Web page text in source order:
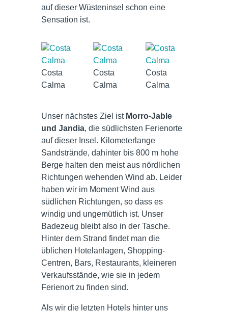
auf dieser Wüsteninsel schon eine
Sensation ist.
Costa
Calma
Costa
Calma
Costa
Calma
Unser nächstes Ziel istMorro-Jable
und Jandia, die südlichsten Ferienorte
auf dieser Insel. Kilometerlange
Sandstrände, dahinter bis 800 m hohe
Berge halten den meist aus nördlichen
Richtungen wehenden Wind ab. Leider
haben wir im Moment Wind aus
südlichen Richtungen, so dass es
windig und ungemütlich ist. Unser
Badezeug bleibt also in der Tasche.
Hinter dem Strand findet man die
üblichen Hotelanlagen, Shopping-
Centren, Bars, Restaurants, kleineren
Verkaufsstände, wie sie in jedem
Ferienort zu finden sind.
Als wir die letzten Hotels hinter uns